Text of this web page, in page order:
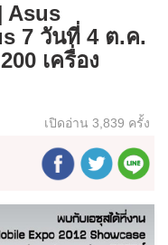
Asus
7 วันที่ 4 ต.ค.
เครื่อง
เปิดอ่าน 3,839 ครั้ง